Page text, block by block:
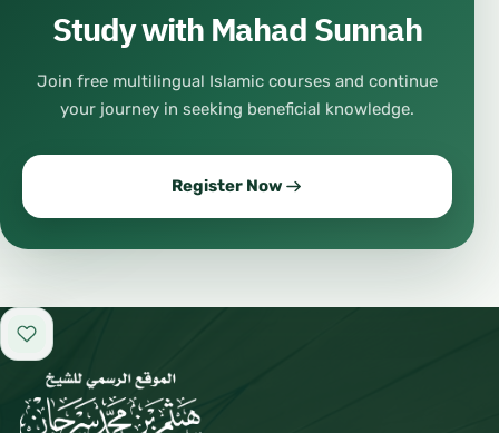
Study with Mahad Sunnah
Join free multilingual Islamic courses and continue
your journey in seeking beneficial knowledge.
Register Now
Add to favorites